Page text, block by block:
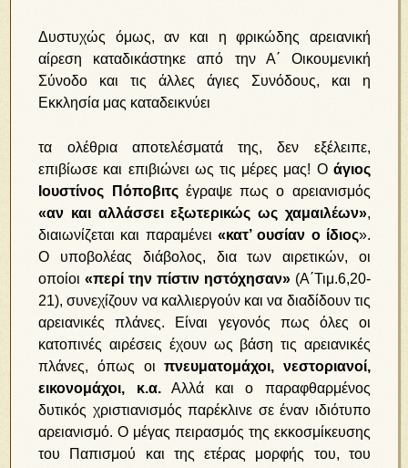
Δυστυχώς όμως, αν και η φρικώδης αρειανική
αίρεση καταδικάστηκε από την Α΄ Οικουμενική
Σύνοδο και τις άλλες άγιες Συνόδους, και η
Εκκλησία μας καταδεικνύει
τα ολέθρια αποτελέσματά της, δεν εξέλειπε,
επιβίωσε και επιβιώνει ως τις μέρες μας! Ο άγιος
Ιουστίνος Πόποβιτςέγραψε πως ο αρειανισμός
«αν και αλλάσσει εξωτερικώς ως χαμαιλέων»,
διαιωνίζεται και παραμένει «κατ’ ουσίαν ο ίδιος».
Ο υποβολέας διάβολος, δια των αιρετικών, οι
οποίοι«περί την πίστιν ηστόχησαν»(Α΄Τιμ.6,20-
21), συνεχίζουν να καλλιεργούν και να διαδίδουν τις
αρειανικές πλάνες. Είναι γεγονός πως όλες οι
κατοπινές αιρέσεις έχουν ως βάση τις αρειανικές
πλάνες, όπως οιπνευματομάχοι, νεστοριανοί,
εικονομάχοι, κ.α.Αλλά και ο παραφθαρμένος
δυτικός χριστιανισμός παρέκλινε σε έναν ιδιότυπο
αρειανισμό. Ο μέγας πειρασμός της εκκοσμίκευσης
του Παπισμού και της ετέρας μορφής του, του